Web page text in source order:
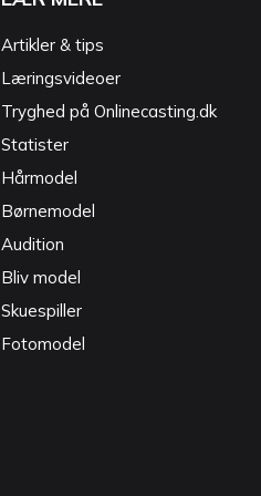
Artikler & tips
Læringsvideoer
Tryghed på Onlinecasting.dk
Statister
Hårmodel
Børnemodel
Audition
Bliv model
Skuespiller
Fotomodel